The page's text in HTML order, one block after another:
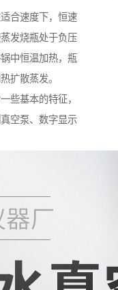
合速度下，恒速
发烧瓶处于负压
中恒温加热，瓶
扩散蒸发。
些基本的特征，
空泵、数字显示